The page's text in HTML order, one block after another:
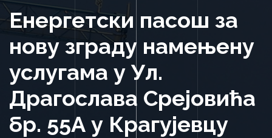
а
ј
Енергетски пасош за
нову зграду намењену
услугама у Ул.
Драгослава Срејовића
бр. 55А у Крагујевцу